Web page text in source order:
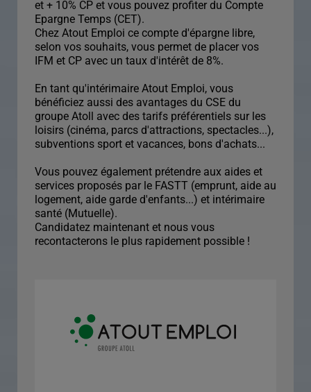
et + 10% CP et vous pouvez profiter du Compte
Epargne Temps (CET).
Chez Atout Emploi ce compte d'épargne libre,
selon vos souhaits, vous permet de placer vos
IFM et CP avec un taux d'intérêt de 8%.
En tant qu'intérimaire Atout Emploi, vous
bénéficiez aussi des avantages du CSE du
groupe Atoll avec des tarifs préférentiels sur les
loisirs (cinéma, parcs d'attractions, spectacles...),
subventions sport et vacances, bons d'achats...
Vous pouvez également prétendre aux aides et
services proposés par le FASTT (emprunt, aide au
logement, aide garde d'enfants...) et intérimaire
santé (Mutuelle).
Candidatez maintenant et nous vous
recontacterons le plus rapidement possible !